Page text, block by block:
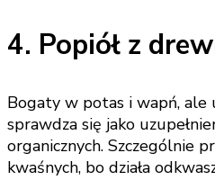
4. Popiół z
Bogaty w potas i wapń, ale
sprawdza się jako
organicznych. Szczególnie
kwaśnych, bo działa